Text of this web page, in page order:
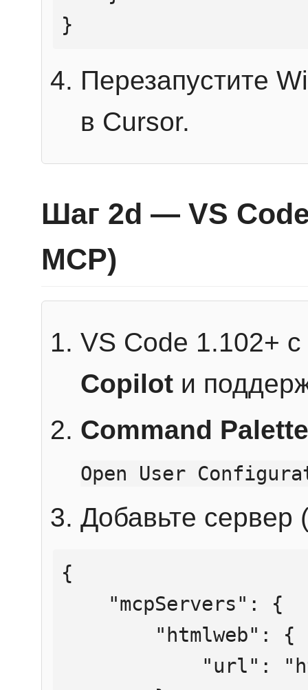
}
Перезапустите
в Cursor.
Шаг 2d — VS
MCP)
VS Code 1.102+
Copilot и
Command Palette
Open User
Добавьте сервер
{